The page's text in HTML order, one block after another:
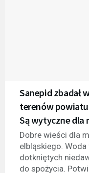
Sanepid zbadał
terenów
Są wytyczne dla
Dobre wieści dla
elbląskiego.
dotkniętych
do spożycia.